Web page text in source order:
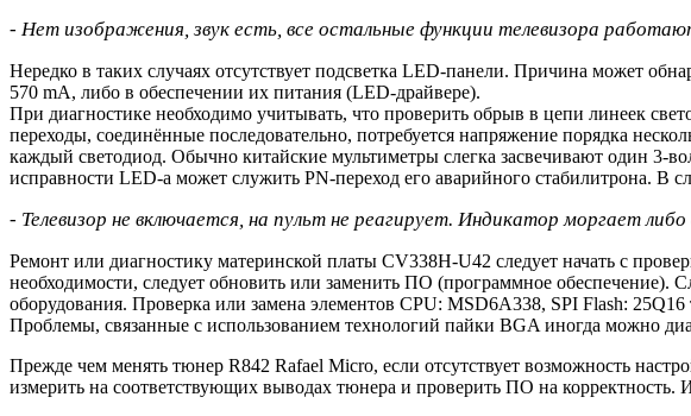
- Нет изображения, звук есть, все остальные функции телевизора
Нередко в таких случаях отсутствует подсветка LED-панели. Причина может
570 mA, либо в обеспечении их питания (LED-драйвере).
При диагностике необходимо учитывать, что проверить обрыв в цепи линеек
переходы, соединённые последовательно, потребуется напряжение порядка
каждый светодиод. Обычно китайские мультиметры слегка засвечивают один
исправности LED-а может служить PN-переход его аварийного стабилитрона. В
- Телевизор не включается, на пульт не реагирует. Индикатор моргает
Ремонт или диагностику материнской платы CV338H-U42 следует начать с
необходимости, следует обновить или заменить ПО (программное
оборудования. Проверка или замена элементов CPU: MSD6A338, SPI Flash:
Проблемы, связанные с использованием технологий пайки BGA иногда можно
Прежде чем менять тюнер R842 Rafael Micro, если отсутствует возможность
измерить на соответствующих выводах тюнера и проверить ПО на